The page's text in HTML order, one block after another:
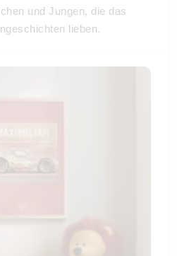
und Jungen, die das
lieben.